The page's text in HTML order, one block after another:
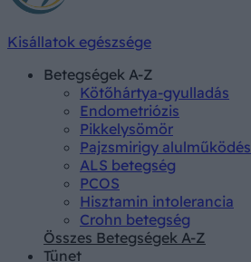
Kisállatok egészsége
Betegségek A-Z
Kötőhártya-gyulladás
Endometriózis
Pikkelysömör
Pajzsmirigy alulműködés
ALS betegség
PCOS
Hisztamin intolerancia
Crohn betegség
Összes Betegségek A-Z
Tünet